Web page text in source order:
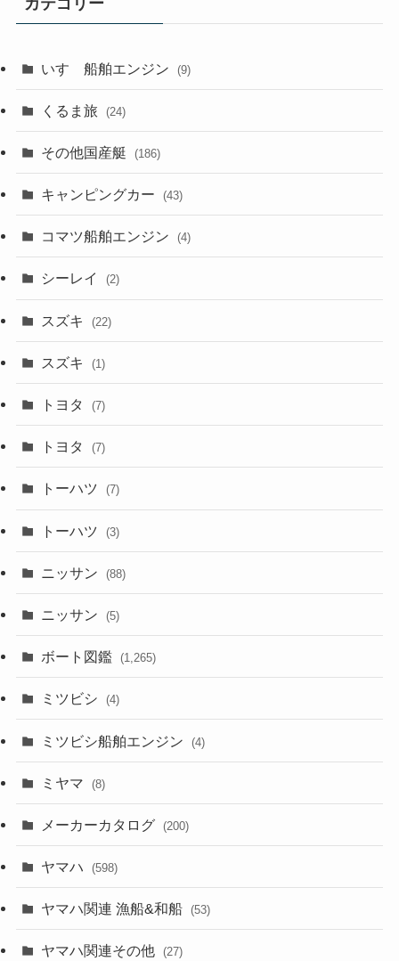
いすゞ船舶エンジン (9)
くるま旅 (24)
その他国産艇 (186)
キャンピングカー (43)
コマツ船舶エンジン (4)
シーレイ (2)
スズキ (22)
スズキ (1)
トヨタ (7)
トヨタ (7)
トーハツ (7)
トーハツ (3)
ニッサン (88)
ニッサン (5)
ボート図鑑 (1,265)
ミツビシ (4)
ミツビシ船舶エンジン (4)
ミヤマ (8)
メーカーカタログ (200)
ヤマハ (598)
ヤマハ関連 漁船&和船 (53)
ヤマハ関連その他 (27)